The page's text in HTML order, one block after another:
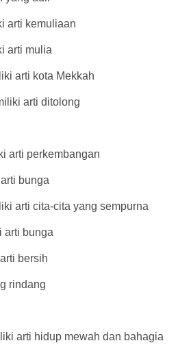
arti kemuliaan
arti mulia
arti kota Mekkah
arti ditolong
arti perkembangan
bunga
arti cita-cita yang sempurna
arti bunga
bersih
rindang
arti hidup mewah dan bahagia